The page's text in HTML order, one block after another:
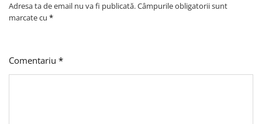
Adresa ta de email nu va fi publicată.Câmpurile obligatorii sunt
marcate cu *
Comentariu *